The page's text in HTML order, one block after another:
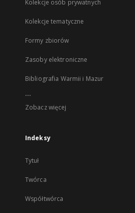
Kolekcje osób prywatnych
Kolekcje tematyczne
Formy zbiorów
Zasoby elektroniczne
Bibliografia Warmii i Mazur
...
Zobacz więcej
Indeksy
Tytuł
Twórca
Współtwórca